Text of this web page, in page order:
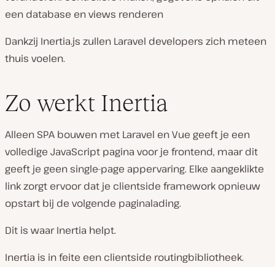
een database en views renderen
Dankzij Inertia.js zullen Laravel developers zich meteen
thuis voelen.
Zo werkt Inertia
Alleen SPA bouwen met Laravel en Vue geeft je een
volledige JavaScript pagina voor je frontend, maar dit
geeft je geen single-page appervaring. Elke aangeklikte
link zorgt ervoor dat je clientside framework opnieuw
opstart bij de volgende paginalading.
Dit is waar Inertia helpt.
Inertia is in feite een clientside routingbibliotheek.